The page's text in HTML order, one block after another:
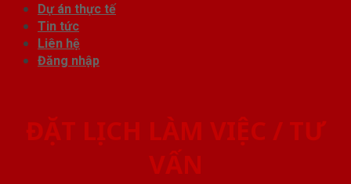
Dự án thực tế
Tin tức
Liên hệ
Đăng nhập
ĐẶT LỊCH LÀM VIỆC / TƯ
VẤN